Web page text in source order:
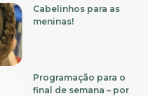
Cabelinhos para as
meninas!
Programação para o
final de semana – por